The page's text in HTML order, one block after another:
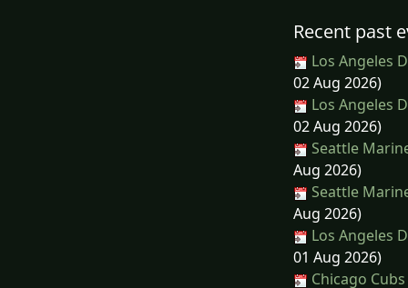
Recent past
Los Angeles
02 Aug 2026)
Los Angeles
02 Aug 2026)
Seattle
Aug 2026)
Seattle
Aug 2026)
Los Angeles
01 Aug 2026)
Chicago